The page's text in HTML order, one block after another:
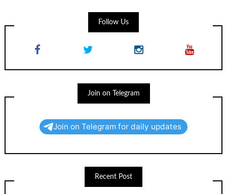
Follow Us
Join on Telegram
Join on Telegram for daily updates
Recent Post